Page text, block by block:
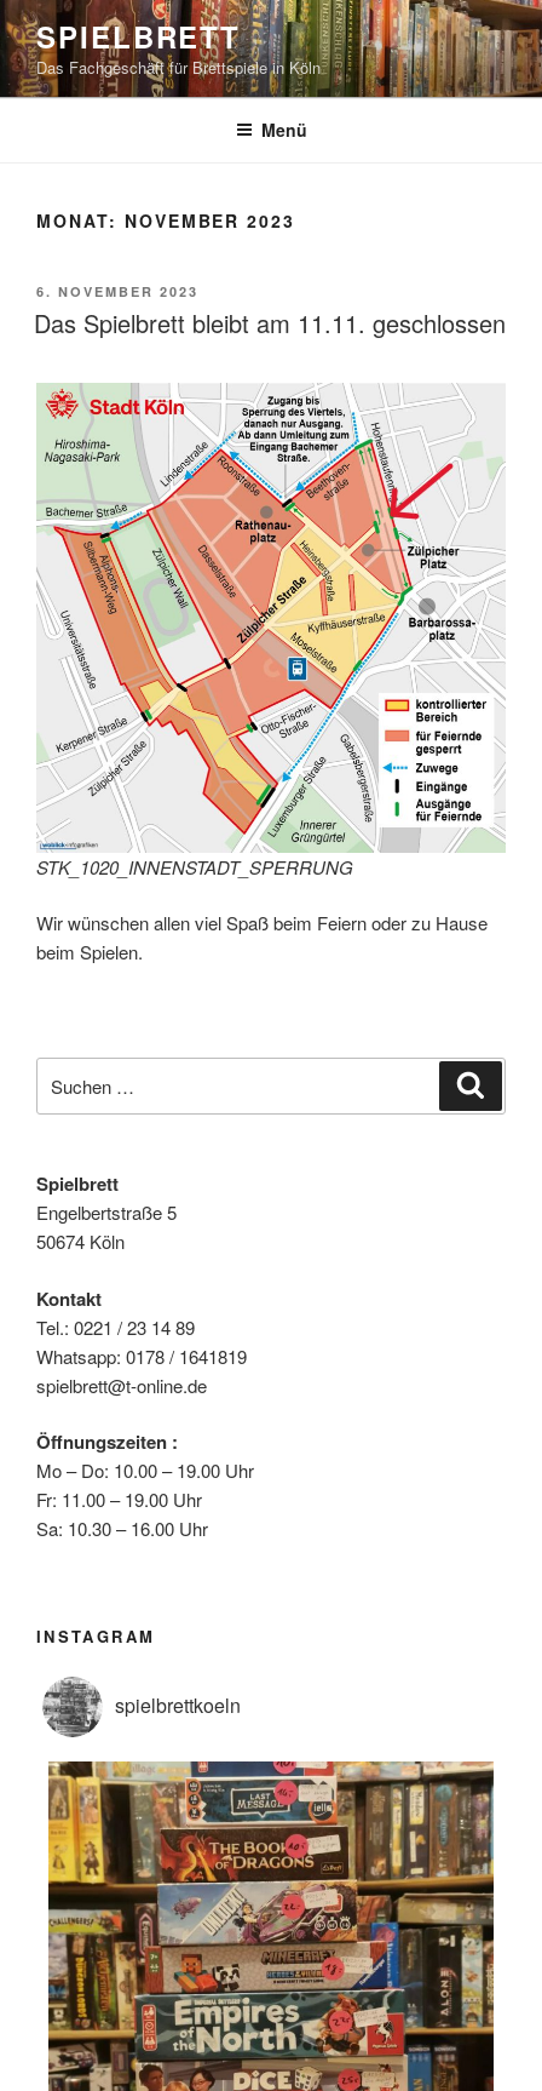
Zum
Inhalt
springen
SPIELBRETT
Das Fachgeschäft für Brettspiele in Köln
Menü
MONAT: NOVEMBER 2023
VERÖFFENTLICHT
AM
6. NOVEMBER 2023
Das Spielbrett bleibt am 11.11. geschlossen
STK_1020_INNENSTADT_SPERRUNG
Wir wünschen allen viel Spaß beim Feiern oder zu Hause
beim Spielen.
nach:
Spielbrett
Engelbertstraße 5
50674 Köln
Kontakt
Tel.: 0221 / 23 14 89
Whatsapp: 0178 / 1641819
spielbrett@t-online.de
Öffnungszeiten :
Mo – Do: 10.00 – 19.00 Uhr
Fr: 11.00 – 19.00 Uhr
Sa: 10.30 – 16.00 Uhr
INSTAGRAM
spielbrettkoeln